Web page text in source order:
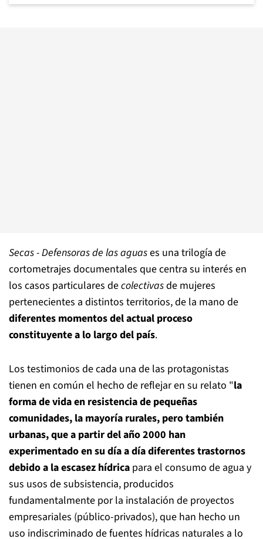
Secas - Defensoras de las aguases una trilogía de
cortometrajes documentales que centra su interés en
los casos particulares decolectivasde mujeres
pertenecientes a distintos territorios, de la mano de
diferentes momentos del actual proceso
constituyente a lo largo del país.
Los testimonios de cada una de las protagonistas
tienen en común el hecho de reflejar en su relato "la
forma de vida en resistencia de pequeñas
comunidades, la mayoría rurales, pero también
urbanas, que a partir del año 2000 han
experimentado en su día a día diferentes trastornos
debido a la escasez hídrica para el consumo de agua y
sus usos de subsistencia, producidos
fundamentalmente por la instalación de proyectos
empresariales (público-privados), que han hecho un
uso indiscriminado de fuentes hídricas naturales a lo